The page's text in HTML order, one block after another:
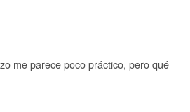
me parece poco práctico, pero qué